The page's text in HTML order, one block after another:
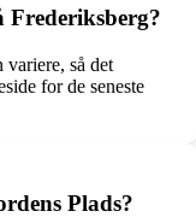
Frederiksberg?
variere, så det
for de seneste
Plads?